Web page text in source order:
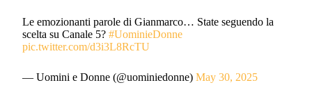
Le emozionanti parole di Gianmarco… State seguendo la
scelta su Canale 5?#UominieDonne
pic.twitter.com/d3i3L8RcTU
— Uomini e Donne (@uominiedonne)May 30, 2025